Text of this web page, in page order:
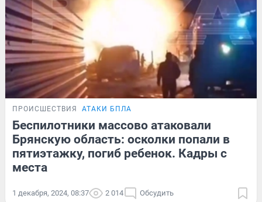
ПРОИСШЕСТВИЯ АТАКИ БПЛА
Беспилотники массово атаковали
Брянскую область: осколки попали в
пятиэтажку, погиб ребенок. Кадры с
места
1 декабря, 2024, 08:37 2 014 Обсудить